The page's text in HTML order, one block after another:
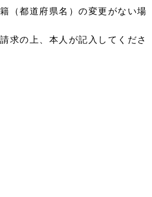
（都道府県名）の変更がない場
求の上、本人が記入してくださ